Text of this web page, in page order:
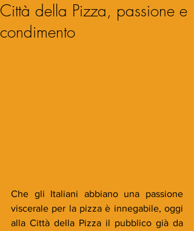
Città della Pizza, passione e
condimento
Che gli Italiani abbiano una passione
viscerale per la pizza è innegabile, oggi
alla Città della Pizza il pubblico già da